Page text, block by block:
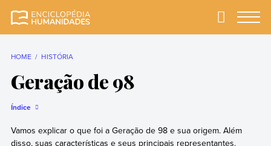
completa e mais
Primary
HOME HISTÓRIA
Geração de 98
Índice
Vamos explicar o que foi a Geração de 98 e sua origem. Além
disso, suas características e seus principais representantes.